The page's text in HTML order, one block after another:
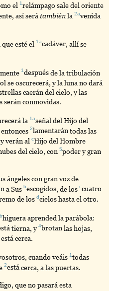
el1relámpago sale del oriente
así serátambiénla2avenida
que esté el1acadáver , allí se
1despuésde la tribulación
se oscurecerá, y la luna no dará
caerán del cielo, y las
serán conmovidas.
la1aseñal del Hijo del
entonces2lamentarántodas las
y verán alcHijo del Hombre
del cielo, con5podery gran
ángeles con gran voz de
a Susbescogidos, de losccuatro
de losdcieloshasta el otro.
higuera aprended la parábola:
tierna, y4brotanlas hojas,
está cerca.
cuando veáis1todas
2estácerca, a las puertas.
que no pasará esta